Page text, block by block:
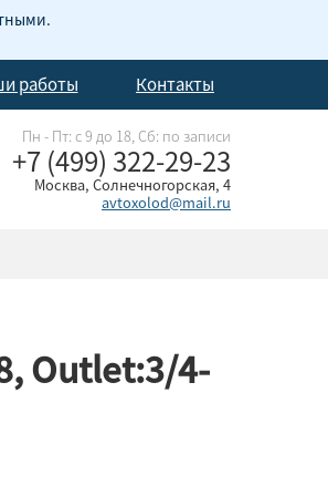
работы Контакты
Пн - Пт: с 9 до 18, Cб: по записи
+7 (499) 322-29-23
Москва, Солнечногорская, 4
avtoxolod@mail.ru
Outlet:3/4-